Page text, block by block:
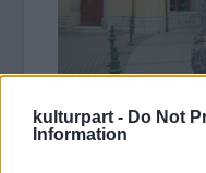
kulturpart - Do Not
Information